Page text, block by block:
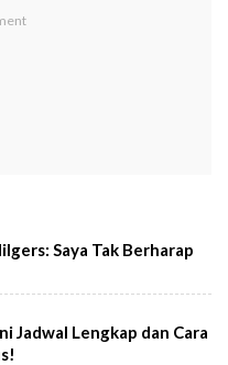
Saya Tak Berharap
Jadwal Lengkap dan Cara